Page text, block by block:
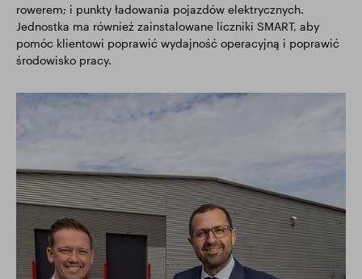
rowerem; i punkty ładowania pojazdów elektrycznych.
Jednostka ma również zainstalowane liczniki SMART, aby
pomóc klientowi poprawić wydajność operacyjną i poprawić
środowisko pracy.